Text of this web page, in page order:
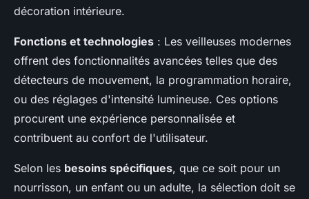
décoration intérieure.
Fonctions et technologies : Les veilleuses modernes
offrent des fonctionnalités avancées telles que des
détecteurs de mouvement, la programmation horaire,
ou des réglages d'intensité lumineuse. Ces options
procurent une expérience personnalisée et
contribuent au confort de l'utilisateur.
Selon les besoins spécifiques, que ce soit pour un
nourrisson, un enfant ou un adulte, la sélection doit se